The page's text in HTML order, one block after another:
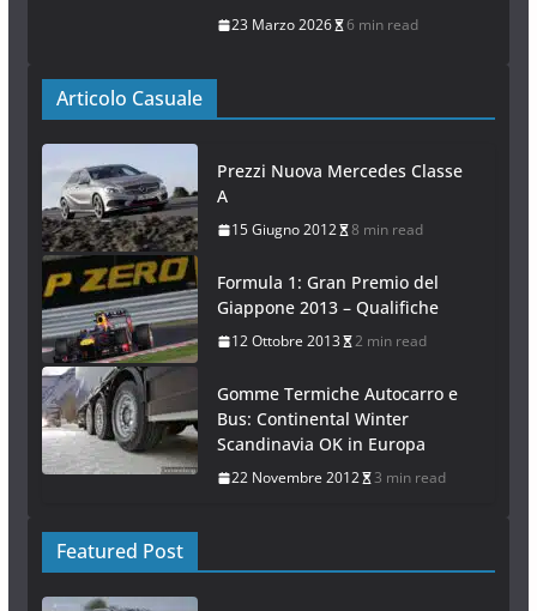
23 Marzo 2026 6 min read
Articolo Casuale
Prezzi Nuova Mercedes Classe
A
15 Giugno 2012 8 min read
Formula 1: Gran Premio del
Giappone 2013 – Qualifiche
12 Ottobre 2013 2 min read
Gomme Termiche Autocarro e
Bus: Continental Winter
Scandinavia OK in Europa
22 Novembre 2012 3 min read
Featured Post